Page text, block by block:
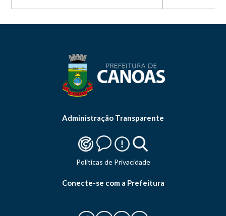
Administração Transparente
Politicas de Privacidade
Conecte-se com a Prefeitura